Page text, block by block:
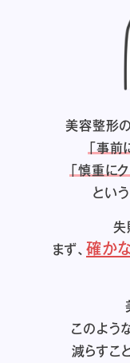
美容整形
「事
「慎重に
とい
失
まず、確か
このよう
減らすこ